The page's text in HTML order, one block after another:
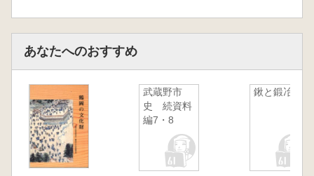
あなたへのおすすめ
武蔵野市
史 続資料
編7・8
鍬と鍛冶屋